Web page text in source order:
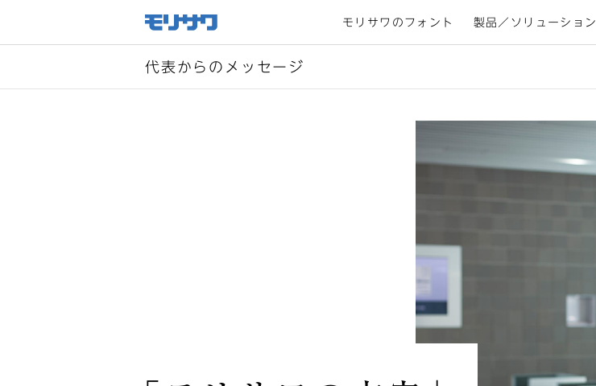
モリサワのフォント 製品／ソリューション
代表からのメッセージ